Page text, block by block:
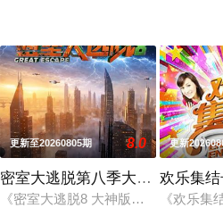
更新至20260805期 8.0
密室大逃脱第八季大神版
《密室大逃脱8 大神版》是芒果TV
更新
欢乐集
《欢乐